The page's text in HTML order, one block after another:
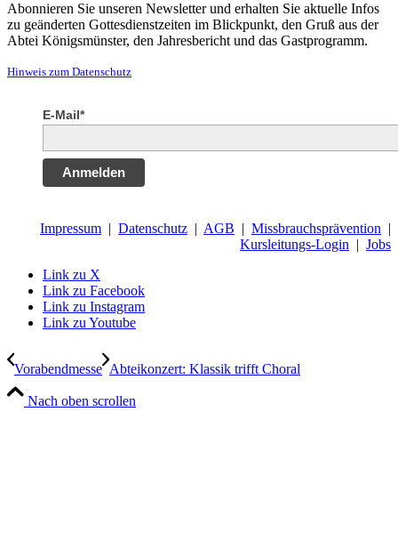
Abonnieren Sie unseren Newsletter und erhalten Sie aktuelle Infos
zu geänderten Gottesdienstzeiten im Blickpunkt, den Gruß aus der
Abtei Königsmünster, den Jahresbericht und das Gastprogramm.
Hinweis zum Datenschutz
E-Mail*
Anmelden
Impressum | Datenschutz | AGB | Missbrauchsprävention |
Kursleitungs-Login | Jobs
Link zu X
Link zu Facebook
Link zu Instagram
Link zu Youtube
Vorabendmesse Abteikonzert: Klassik trifft Choral
Nach oben scrollen